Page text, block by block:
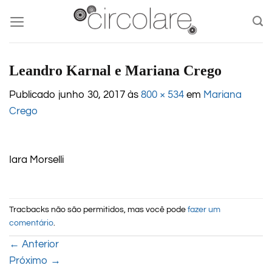
content
Leandro Karnal e Mariana Crego
Publicado junho 30, 2017 às 800 × 534 em Mariana
Crego
Iara Morselli
Tracbacks não são permitidos, mas você pode fazer um
comentário.
← Anterior
Próximo →